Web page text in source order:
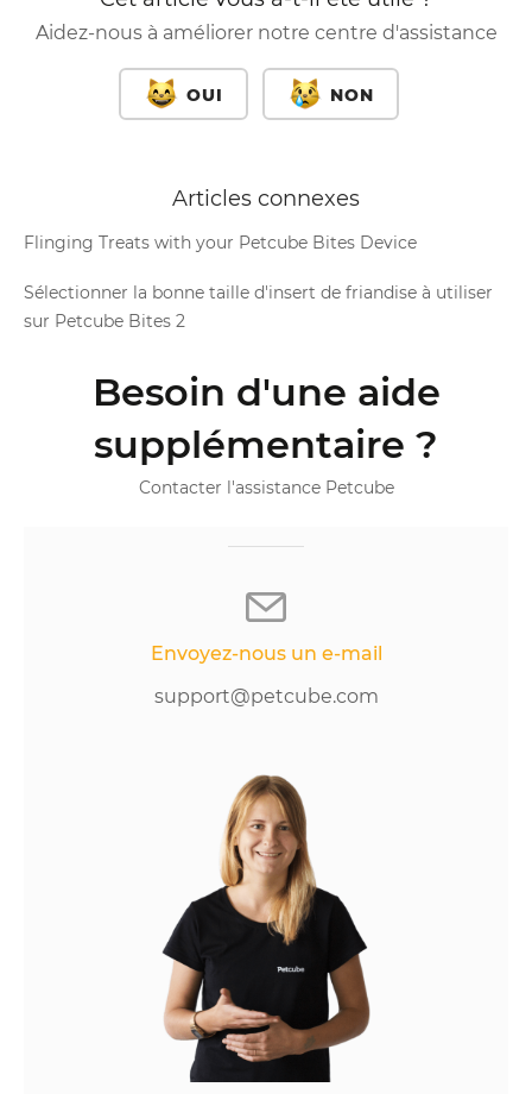
Aidez-nous à améliorer notre centre d'assistance
OUI NON
Articles connexes
Flinging Treats with your Petcube Bites Device
Sélectionner la bonne taille d'insert de friandise à utiliser
sur Petcube Bites 2
Besoin d'une aide
supplémentaire ?
Contacter l'assistance Petcube
Envoyez-nous un e-mail
support@petcube.com